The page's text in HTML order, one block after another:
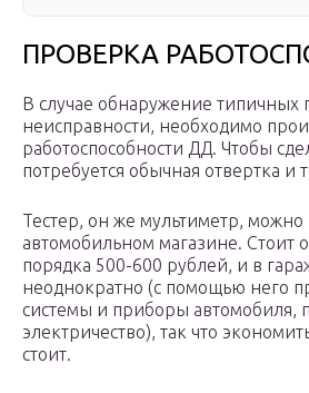
ПРОВЕРКА
В случае обнаружение типичных
неисправности, необходимо
работоспособности ДД. Чтобы
потребуется обычная отвертка и
Тестер, он же мультиметр,
автомобильном магазине. Стоит
порядка 500-600 рублей, и в
неоднократно (с помощью него
системы и приборы автомобиля,
электричество), так что
стоит.